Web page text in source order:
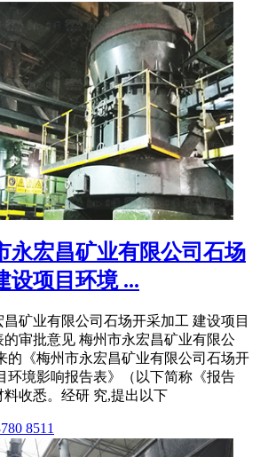
永宏昌矿业有限公司石场
设项目环境 ...
矿业有限公司石场开采加工 建设项目
审批意见 梅州市永宏昌矿业有限公
的《梅州市永宏昌矿业有限公司石场开
环境影响报告表》（以下简称《报告
收悉。经研 究,提出以下
8511